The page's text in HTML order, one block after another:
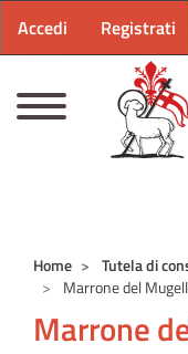
Menu profilo
Accedi Registrati
Home
Tutela di
Marrone del
Marrone